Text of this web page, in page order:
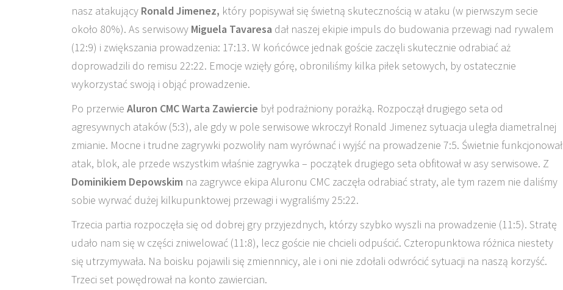
nasz atakujący Ronald Jimenez, który popisywał się świetną skutecznością w ataku (w pierwszym secie
około 80%). As serwisowy Miguela Tavaresa dał naszej ekipie impuls do budowania przewagi nad rywalem
(12:9) i zwiększania prowadzenia: 17:13. W końcówce jednak goście zaczęli skutecznie odrabiać aż
doprowadzili do remisu 22:22. Emocje wzięły górę, obroniliśmy kilka piłek setowych, by ostatecznie
wykorzystać swoją i objąć prowadzenie.
Po przerwie Aluron CMC Warta Zawiercie był podrażniony porażką. Rozpoczął drugiego seta od
agresywnych ataków (5:3), ale gdy w pole serwisowe wkroczył Ronald Jimenez sytuacja uległa diametralnej
zmianie. Mocne i trudne zagrywki pozwoliły nam wyrównać i wyjść na prowadzenie 7:5. Świetnie funkcjonował
atak, blok, ale przede wszystkim właśnie zagrywka – początek drugiego seta obfitował w asy serwisowe. Z
Dominikiem Depowskim na zagrywce ekipa Aluronu CMC zaczęła odrabiać straty, ale tym razem nie daliśmy
sobie wyrwać dużej kilkupunktowej przewagi i wygraliśmy 25:22.
Trzecia partia rozpoczęła się od dobrej gry przyjezdnych, którzy szybko wyszli na prowadzenie (11:5). Stratę
udało nam się w części zniwelować (11:8), lecz goście nie chcieli odpuścić. Czteropunktowa różnica niestety
się utrzymywała. Na boisku pojawili się zmiennnicy, ale i oni nie zdołali odwrócić sytuacji na naszą korzyść.
Trzeci set powędrował na konto zawiercian.